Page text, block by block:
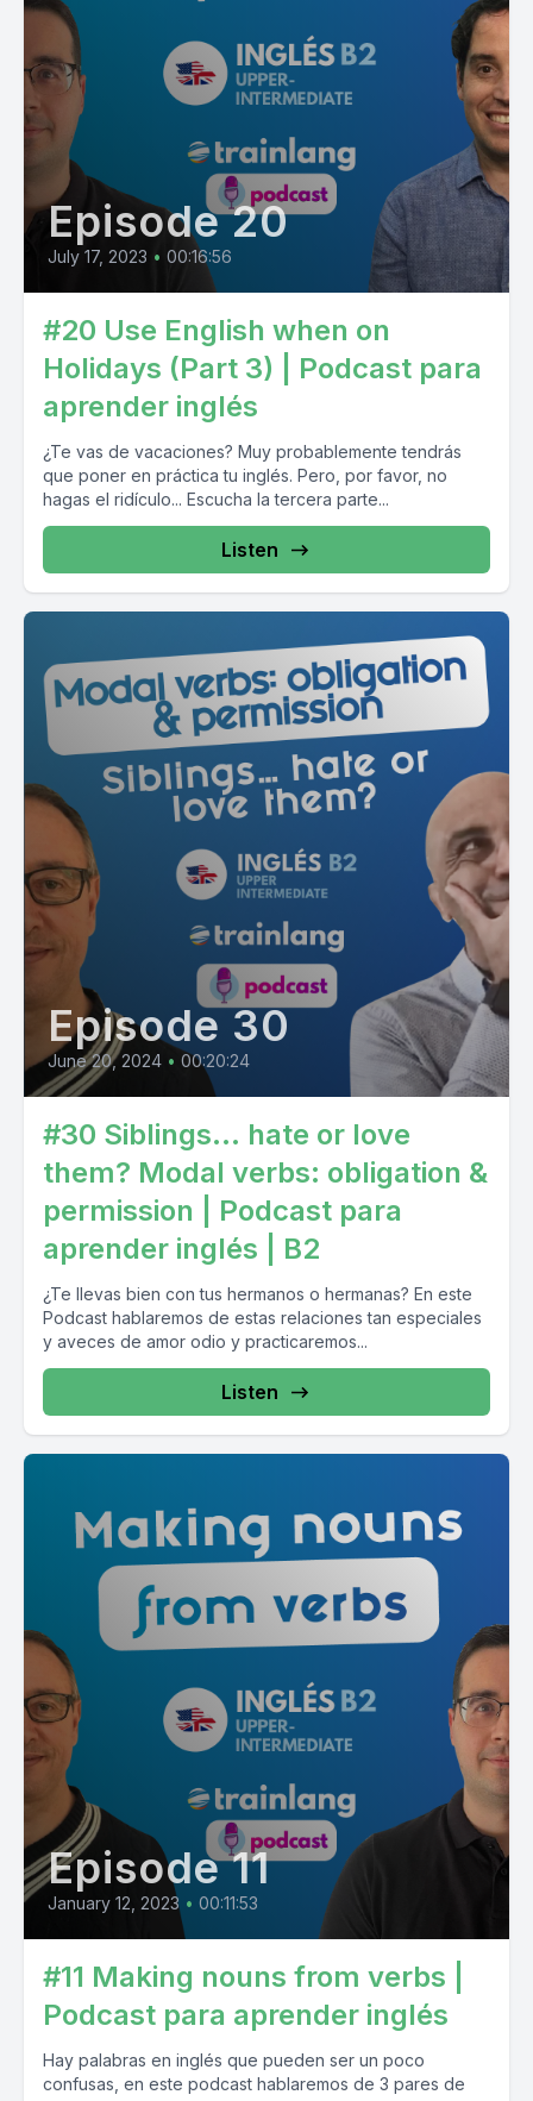
Episode 20
July 17, 2023 • 00:16:56
#20 Use English when on
Holidays (Part 3) | Podcast para
aprender inglés
¿Te vas de vacaciones? Muy probablemente tendrás
que poner en práctica tu inglés. Pero, por favor, no
hagas el ridículo... Escucha la tercera parte...
Listen
Episode 30
June 20, 2024 • 00:20:24
#30 Siblings… hate or love
them? Modal verbs: obligation &
permission | Podcast para
aprender inglés | B2
¿Te llevas bien con tus hermanos o hermanas? En este
Podcast hablaremos de estas relaciones tan especiales
y aveces de amor odio y practicaremos...
Listen
Episode 11
January 12, 2023 • 00:11:53
#11 Making nouns from verbs |
Podcast para aprender inglés
Hay palabras en inglés que pueden ser un poco
confusas, en este podcast hablaremos de 3 pares de